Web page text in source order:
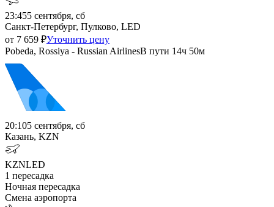
23:455 сентября, сб
Санкт-Петербург, Пулково, LED
от 7 659 ₽Уточнить цену
Pobeda, Rossiya - Russian AirlinesВ пути 14ч 50м
20:105 сентября, сб
Казань, KZN
KZNLED
1 пересадка
Ночная пересадка
Смена аэропорта